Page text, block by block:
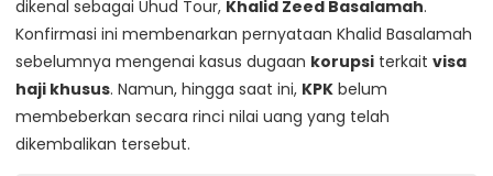
dikenal sebagai Uhud Tour, Khalid Zeed Basalamah.
Konfirmasi ini membenarkan pernyataan Khalid Basalamah
sebelumnya mengenai kasus dugaan korupsi terkait visa
haji khusus. Namun, hingga saat ini, KPK belum
membeberkan secara rinci nilai uang yang telah
dikembalikan tersebut.